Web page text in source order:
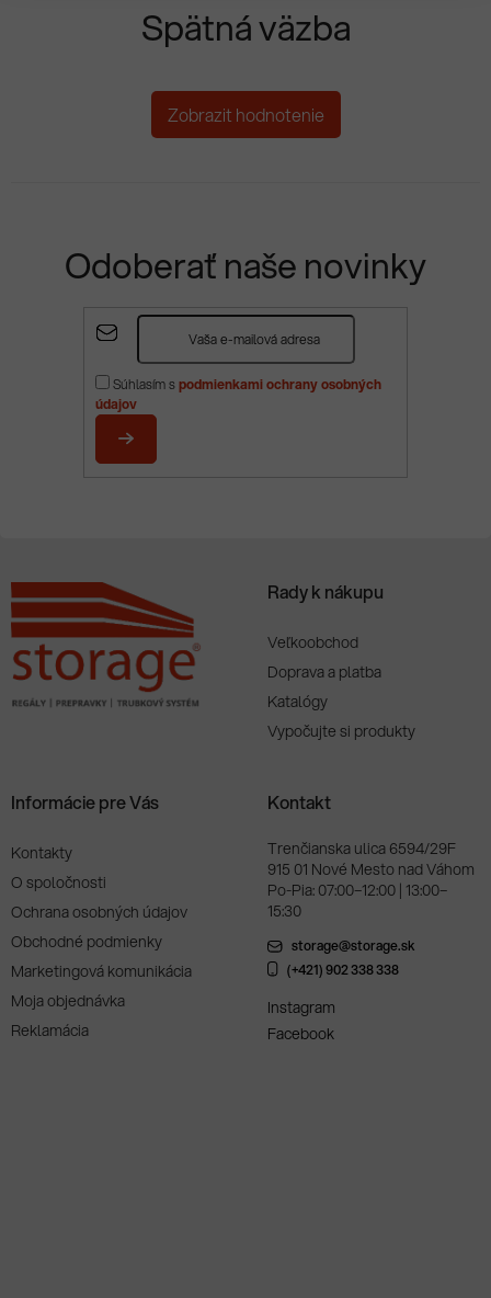
Spätná väzba
Zobrazit hodnotenie
Odoberať naše novinky
Súhlasím spodmienkami ochrany osobných
údajov
PRIHLÁSIŤ
Rady k nákupu
Veľkoobchod
Doprava a platba
Katalógy
Vypočujte si produkty
Informácie pre Vás
Kontakty
O spoločnosti
Ochrana osobných údajov
Obchodné podmienky
Marketingová komunikácia
Moja objednávka
Reklamácia
Kontakt
Trenčianska ulica 6594/29F
915 01 Nové Mesto nad Váhom
Po-Pia: 07:00–12:00 | 13:00–
15:30
storage@storage.sk
(+421) 902 338 338
Instagram
Facebook